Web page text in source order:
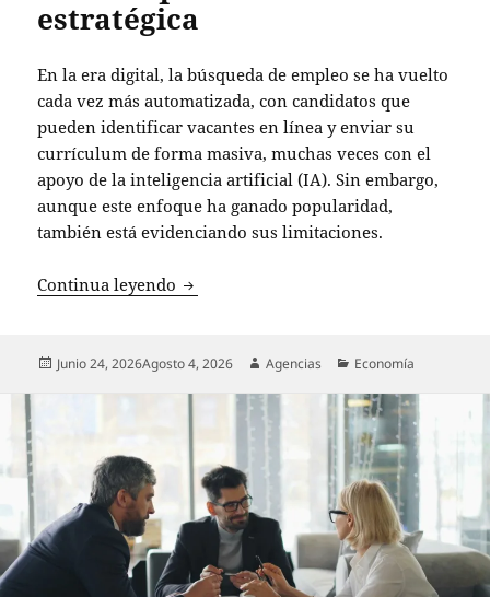
estratégica
En la era digital, la búsqueda de empleo se ha vuelto
cada vez más automatizada, con candidatos que
pueden identificar vacantes en línea y enviar su
currículum de forma masiva, muchas veces con el
apoyo de la inteligencia artificial (IA). Sin embargo,
aunque este enfoque ha ganado popularidad,
también está evidenciando sus limitaciones.
Continua leyendo El auge del “doomjobbing” destaca la
Publicado
Junio 24, 2026Agosto 4, 2026 Autor
Agencias Categorías
Economía